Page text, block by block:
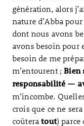
génération, alors
nature d’Abba
dont nous avons
avons besoin pour
besoin de me
m’entourent ;Bien
responsabilité —
m’incombe.
crois que ce ne
coûteratout) parce